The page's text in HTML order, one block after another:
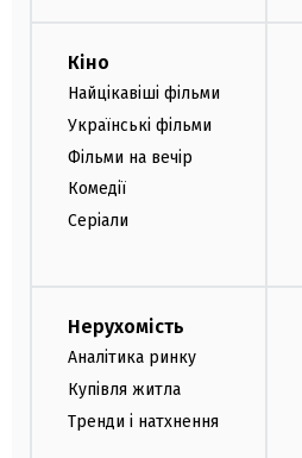
Кіно
Найцікавіші фільми
Українські фільми
Фільми на вечір
Комедії
Серіали
Нерухомість
Аналітика ринку
Купівля житла
Тренди і натхнення